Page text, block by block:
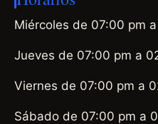
Miércoles de 07:00 pm
Jueves de 07:00 pm a
Viernes de 07:00 pm a
Sábado de 07:00 pm a